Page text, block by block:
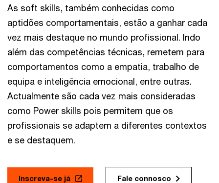
As soft skills, também conhecidas como
aptidões comportamentais, estão a ganhar cada
vez mais destaque no mundo profissional. Indo
além das competências técnicas, remetem para
comportamentos como a empatia, trabalho de
equipa e inteligência emocional, entre outras.
Actualmente são cada vez mais consideradas
como Power skills pois permitem que os
profissionais se adaptem a diferentes contextos
e se destaquem.
Inscreva-se já Fale connosco